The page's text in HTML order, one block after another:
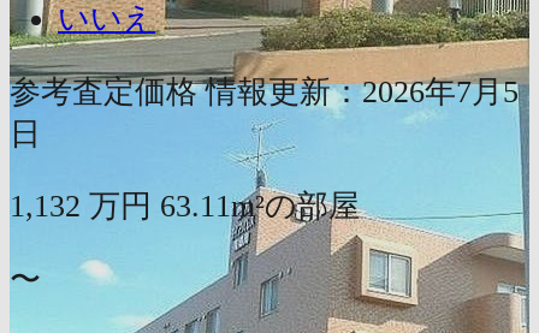
いいえ
参考査定価格 情報更新：2026年7月5
日
1,132 万円 63.11m²の部屋
〜